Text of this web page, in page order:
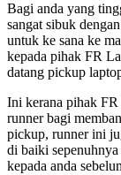
Bagi anda yang
sangat sibuk
untuk ke sana ke
kepada pihak FR
datang pickup
Ini kerana pihak
runner bagi
pickup, runner ini
di baiki
kepada anda